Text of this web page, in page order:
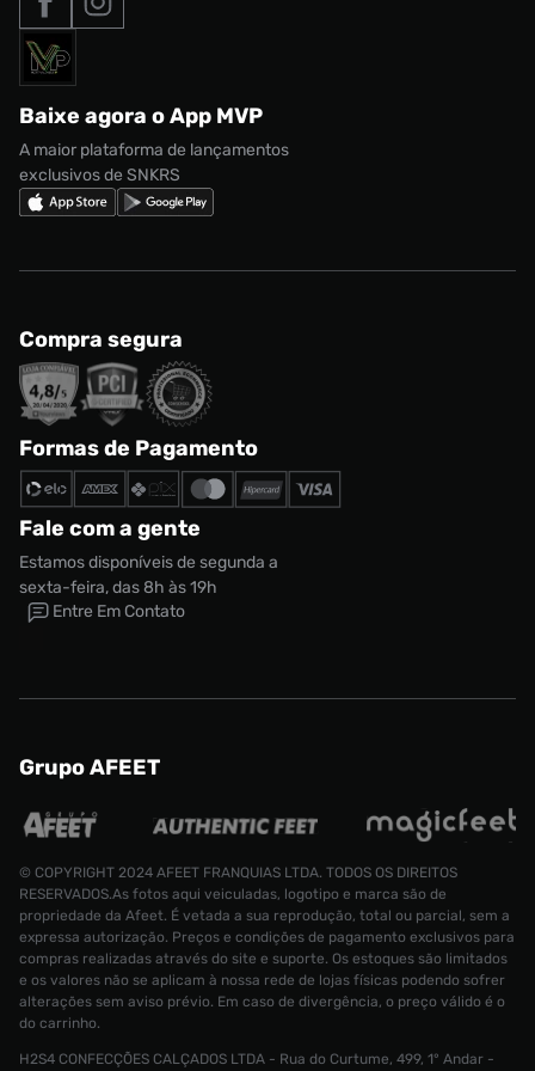
Acessórios
Marcas
adidas Adi2000
adidas Campus
Nike Shox
Termos de uso
Política de privacidade
Regulamento CRM/ CASHBACK
Regulamento Cupom
Formas de Pagamento
Solicite seus dados
Baixe agora o App MVP
A maior plataforma de lançamentos
exclusivos de SNKRS
Compra segura
Formas de Pagamento
Fale com a gente
Estamos disponíveis de segunda a
sexta-feira, das 8h às 19h
Entre Em Contato
Grupo AFEET
© COPYRIGHT 2024 AFEET FRANQUIAS LTDA. TODOS OS DIREITOS
RESERVADOS.As fotos aqui veiculadas, logotipo e marca são de
propriedade da Afeet. É vetada a sua reprodução, total ou parcial, sem a
expressa autorização. Preços e condições de pagamento exclusivos para
compras realizadas através do site e suporte. Os estoques são limitados
e os valores não se aplicam à nossa rede de lojas físicas podendo sofrer
alterações sem aviso prévio. Em caso de divergência, o preço válido é o
do carrinho.
H2S4 CONFECÇÕES CALÇADOS LTDA - Rua do Curtume, 499, 1° Andar -